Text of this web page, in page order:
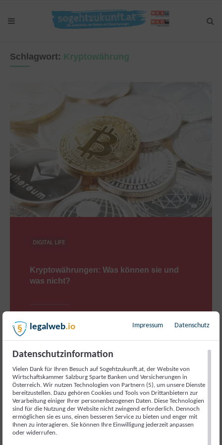
Schlagwort: Kryptowährung
DIGITAL LIFE
Kryptowährungen: Was können sie und
was nicht?
Kryptowährungen sind weiterhin in aller Munde. Allein
Dollar-Marke an Marktwert übertrafen. Eine der ersten
27. OKTOBER 2022
legalweb.io Impressum Datenschutz
Datenschutzinformation
Vielen Dank für Ihren Besuch auf Sogehtzukunft.at, der Website von
Wirtschaftskammer Salzburg Sparte Banken und Versicherungen in
Österreich. Wir nutzen Technologien von Partnern (5), um unsere Dienste
bereitzustellen. Dazu gehören Cookies und Tools von Drittanbietern zur
Verarbeitung einiger Ihrer personenbezogenen Daten. Diese Technologien
sind für die Nutzung der Website nicht zwingend erforderlich. Dennoch
ermöglichen sie es uns, einen besseren Service zu bieten und enger mit
Ihnen zu interagieren. Sie können Ihre Einwilligung jederzeit anpassen
oder widerrufen.